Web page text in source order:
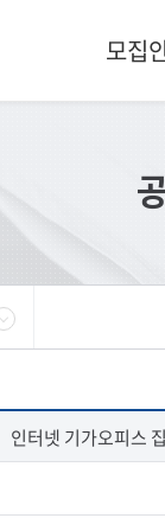
모집
인터넷 기가오피스